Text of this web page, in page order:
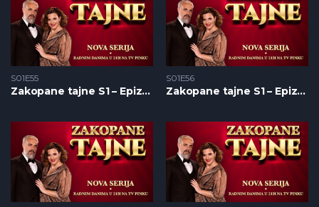
S01E55
Zakopane tajne S1 – Epizoda 55
S01E56
Zakopane tajne S1 – Epizoda 56